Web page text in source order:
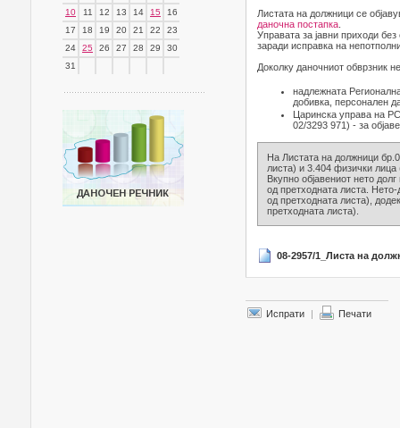
10
11 12 13 14 15
16
17
18 19 20 21 22
23
24
25 26 27 28 29
30
31
Листата на должници се
даночна постапка
Управата за јавни приходи
заради исправка на
Доколку даночниот обврзник
надлежната
добивка, персонален
Царинска управа на
02/3293 971) - за
На Листата на должници
листа) и 3.404 физички лица
Вкупно објавениот нето
од претходната листа.
од претходната листа),
претходната листа).
08-2957/1_Листа на
Испрати | Печати